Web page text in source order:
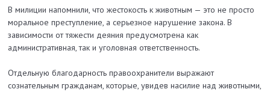
В милиции напомнили, что жестокость к животным — это не просто
моральное преступление, а серьезное нарушение закона. В
зависимости от тяжести деяния предусмотрена как
административная, так и уголовная ответственность.
Отдельную благодарность правоохранители выражают
сознательным гражданам, которые, увидев насилие над животными,